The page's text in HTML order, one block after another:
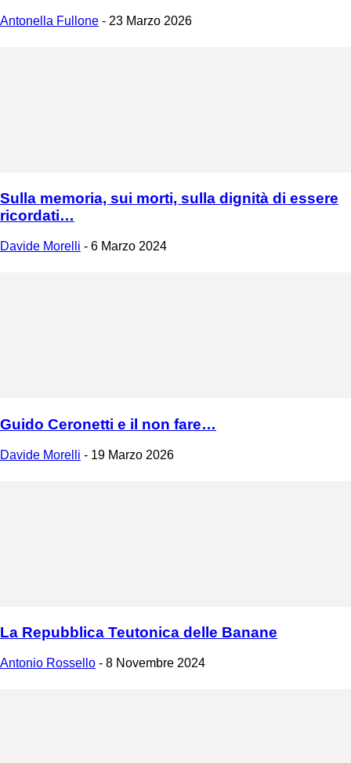
Antonella Fullone - 23 Marzo 2026
Sulla memoria, sui morti, sulla dignità di essere
ricordati…
Davide Morelli - 6 Marzo 2024
Guido Ceronetti e il non fare…
Davide Morelli - 19 Marzo 2026
La Repubblica Teutonica delle Banane
Antonio Rossello - 8 Novembre 2024